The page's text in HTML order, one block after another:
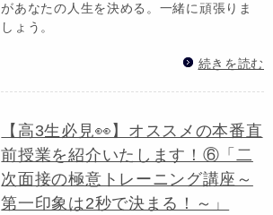
があなたの人生を決める。一緒に頑張りま
しょう。
続きを読む
【高3生必見👀】オススメの本番直
前授業を紹介いたします！⑥「二
次面接の極意トレーニング講座～
第一印象は2秒で決まる！～」